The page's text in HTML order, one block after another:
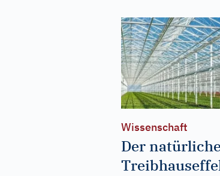
Wissenschaft
Der